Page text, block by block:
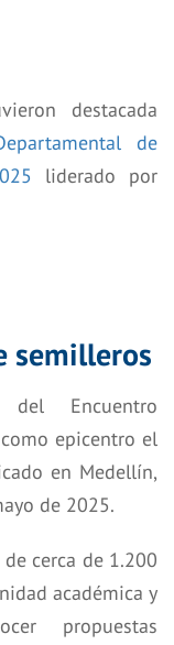
destacada
de
liderado por
semilleros
Encuentro
epicentro el
en Medellín,
de 2025.
cerca de 1.200
académica y
propuestas